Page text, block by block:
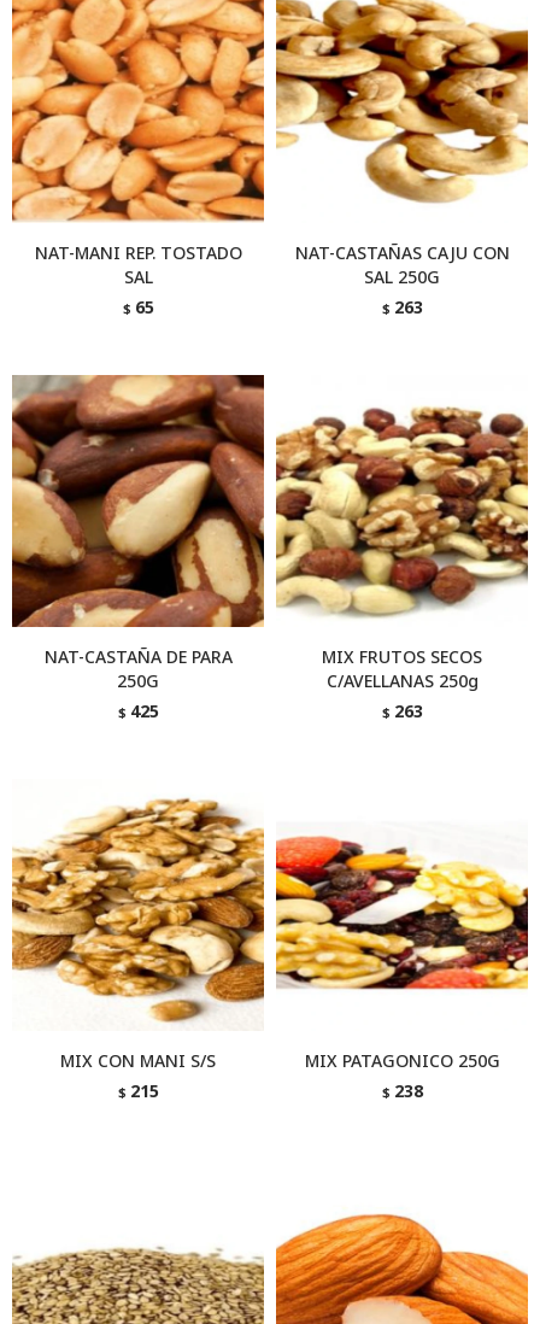
NAT-MANI REP. TOSTADO
SAL
$ 65
NAT-CASTAÑAS CAJU CON
SAL 250G
$ 263
NAT-CASTAÑA DE PARA
250G
$ 425
MIX FRUTOS SECOS
C/AVELLANAS 250g
$ 263
MIX CON MANI S/S
$ 215
MIX PATAGONICO 250G
$ 238